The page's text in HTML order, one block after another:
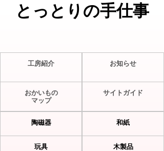
とっとりの手仕事
工房紹介 お知らせ
おかいもの
マップ
サイトガイド
陶磁器 和紙
玩具 木製品